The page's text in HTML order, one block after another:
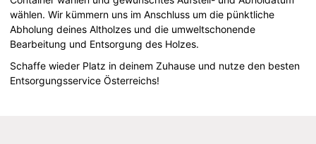
wählen. Wir kümmern uns im Anschluss um die pünktliche
Abholung deines Altholzes und die umweltschonende
Bearbeitung und Entsorgung des Holzes.
Schaffe wieder Platz in deinem Zuhause und nutze den besten
Entsorgungsservice Österreichs!